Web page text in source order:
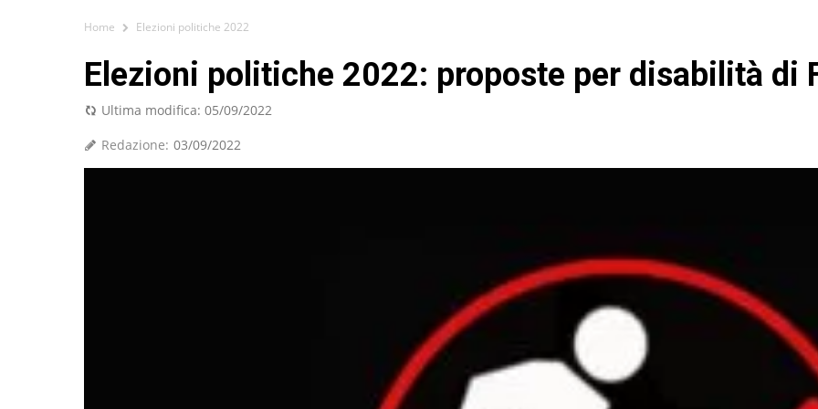
Home Elezioni politiche 2022
Elezioni politiche 2022: proposte per disabilità di
Ultima modifica: 05/09/2022
Redazione: 03/09/2022